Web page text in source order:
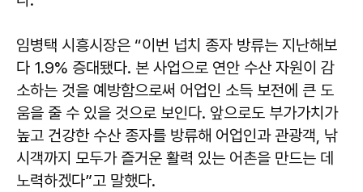
임병택 시흥시장은 “이번 넙치 종자 방류는 지난해보
다 1.9% 증대됐다. 본 사업으로 연안 수산 자원이 감
소하는 것을 예방함으로써 어업인 소득 보전에 큰 도
움을 줄 수 있을 것으로 보인다. 앞으로도 부가가치가
높고 건강한 수산 종자를 방류해 어업인과 관광객, 낚
시객까지 모두가 즐거운 활력 있는 어촌을 만드는 데
노력하겠다”고 말했다.